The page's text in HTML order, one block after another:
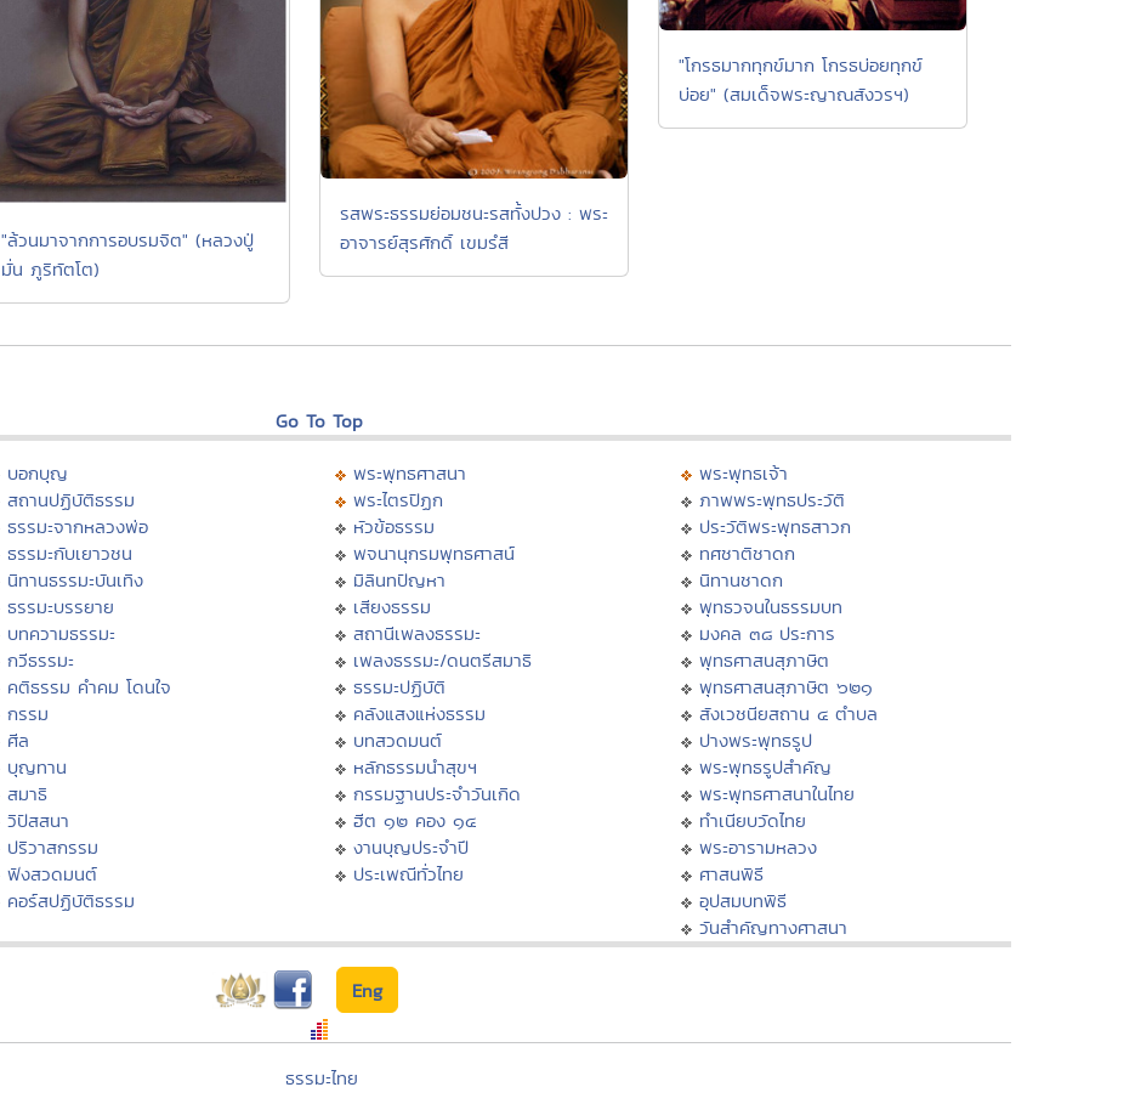
"ล้วนมาจากการอบรมจิต" (หลวงปู่
มั่น ภูริทัตโต)
รสพระธรรมย่อมชนะรสทั้งปวง : พระ
อาจารย์สุรศักดิ์ เขมรํสี
"โกรธมากทุกข์มาก โกรธบ่อยทุกข์
บ่อย" (สมเด็จพระญาณสังวรฯ)
Go To Top
บอกบุญ
สถานปฏิบัติธรรม
ธรรมะจากหลวงพ่อ
ธรรมะกับเยาวชน
นิทานธรรมะบันเทิง
ธรรมะบรรยาย
บทความธรรมะ
กวีธรรมะ
คติธรรม คำคม โดนใจ
กรรม
ศีล
บุญทาน
สมาธิ
วิปัสสนา
ปริวาสกรรม
ฟังสวดมนต์
คอร์สปฏิบัติธรรม
พระพุทธศาสนา
พระไตรปิฏก
หัวข้อธรรม
พจนานุกรมพุทธศาสน์
มิลินทปัญหา
เสียงธรรม
สถานีเพลงธรรมะ
เพลงธรรมะ/ดนตรีสมาธิ
ธรรมะปฏิบัติ
คลังแสงแห่งธรรม
บทสวดมนต์
หลักธรรมนำสุขฯ
กรรมฐานประจำวันเกิด
ฮีต ๑๒ คอง ๑๔
งานบุญประจำปี
ประเพณีทั่วไทย
พระพุทธเจ้า
ภาพพระพุทธประวัติ
ประวัติพระพุทธสาวก
ทศชาติชาดก
นิทานชาดก
พุทธวจนในธรรมบท
มงคล ๓๘ ประการ
พุทธศาสนสุภาษิต
พุทธศาสนสุภาษิต ๖๒๑
สังเวชนียสถาน ๔ ตำบล
ปางพระพุทธรูป
พระพุทธรูปสำคัญ
พระพุทธศาสนาในไทย
ทำเนียบวัดไทย
พระอารามหลวง
ศาสนพิธี
อุปสมบทพิธี
วันสำคัญทางศาสนา
Eng
ธรรมะไทย